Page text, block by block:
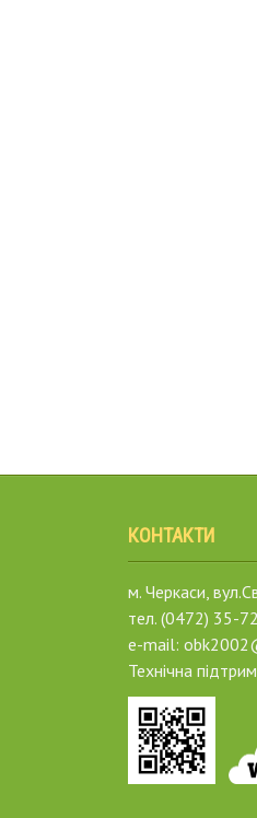
КОНТАКТИ
м. Черкаси,
тел. (0472) 35-
e-mail:
Технічна